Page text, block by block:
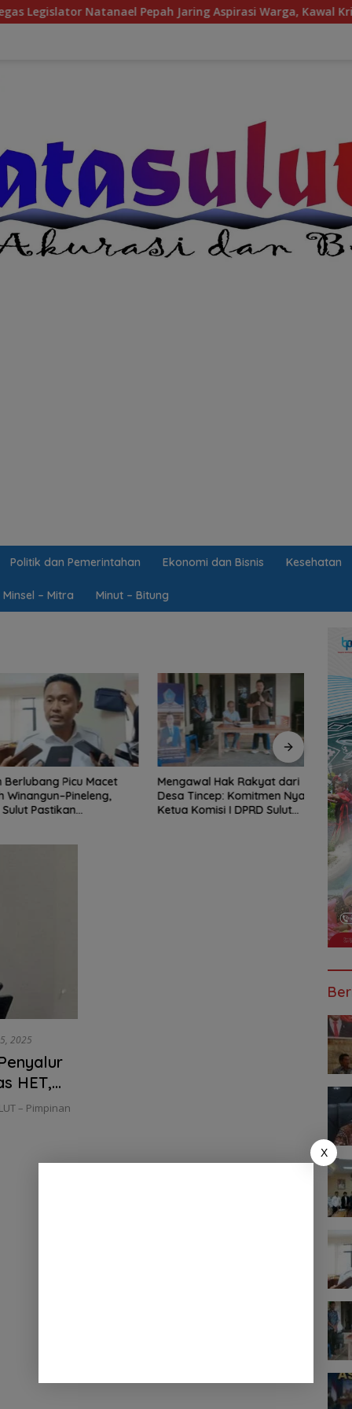
Pepah Jaring Aspirasi Warga, Kawal Krisis Air Bersih
Politik dan Pemerintahan Ekonomi dan Bisnis Kesehatan
Minsel – Mitra Minut – Bitung
Picu Macet
Pastikan
Mengawal Hak Rakyat dari
Desa Tincep: Komitmen Nyata
Ketua Komisi I DPRD Sulut
2025
HET,
– Pimpinan
X